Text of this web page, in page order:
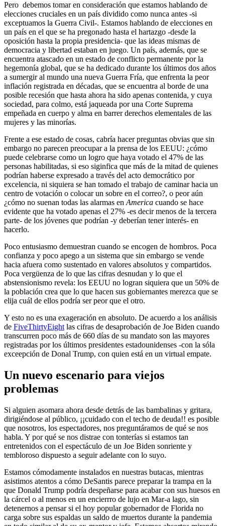
Pero debemos tomar en consideración que estamos hablando de
elecciones cruciales en un país dividido como nunca antes -si
exceptuamos la Guerra Civil-. Estamos hablando de elecciones en
un país en el que se ha pregonado hasta el hartazgo -desde la
oposición hasta la propia presidencia- que las ideas mismas de
democracia y libertad estaban en juego. Un país, además, que se
encuentra atascado en un estado de conflicto permanente por la
hegemonía global, que se ha dedicado durante los últimos dos años
a sumergir al mundo una nueva Guerra Fría, que enfrenta la peor
inflación registrada en décadas, que se encuentra al borde de una
posible recesión que hasta ahora ha sido apenas contenida, y cuya
sociedad, para colmo, está jaqueada por una Corte Suprema
empeñada en cuerpo y alma en barrer derechos elementales de las
mujeres y las minorías.
Frente a ese estado de cosas, cabría hacer preguntas obvias que sin
embargo no parecen preocupar a la prensa de los EEUU: ¿cómo
puede celebrarse como un logro que haya votado el 47% de las
personas habilitadas, si eso siginfica que más de la mitad de quienes
podrían haberse expresado a través del acto democrático por
excelencia, ni siquiera se han tomado el trabajo de caminar hacia un
centro de votación o colocar un sobre en el correo?, o peor aún
¿cómo no suenan todas las alarmas en America cuando se hace
evidente que ha votado apenas el 27% -es decir menos de la tercera
parte- de los jóvenes que podrían -y deberían tener interés- en
hacerlo.
Poco entusiasmo demuestran cuando se encogen de hombros. Poca
confianza y poco apego a un sistema que sin embargo se vende
hacia afuera como sustentado en valores absolutos y compartidos.
Poca vergüenza de lo que las cifras desnudan y lo que el
abstensionismo revela: los EEUU no logran siquiera que un 50% de
la población crea que lo que hacen sus gobiernantes merezca que se
elija cuál de ellos podría ser peor que el otro.
Y esto no es una exageración en absoluto. De acuerdo a los análisis
de FiveThirtyEight las cifras de desaprobación de Joe Biden cuando
transcurren poco más de 660 días de su mandato son las mayores
registradas por los últimos presidentes estadounidenses -con la sóla
exceepción de Donal Trump, con quien está en un virtual empate.
Un nuevo escenario para viejos
problemas
Si alguien asomara ahora desde detrás de las bambalinas y gritara,
dirigiéndose al público, ¡¡cuidado con el techo de deuda!! es posible
que nosotros, los espectadores, nos preguntáramos de qué se nos
habla. Y por qué se nos distrae con tonterías si estamos tan
entretenidos con el espectáculo de un Joe Biden sonriente y
tembloroso dispuesto a seguir adelante con lo suyo.
Estamos cómodamente instalados en nuestras butacas, mientras
asistimos atentos a cómo DeSantis parece preparar la trampa en la
que Donald Trump podría despeñarse para acabar con sus huesos en
la cárcel o al menos en un encierrro de lujo en Mar-a lago, sin
detenernos a pensar si el hoy popular gobernador de Florida no
carga sobre sus espaldas un saldo de muertos durante la pandemia